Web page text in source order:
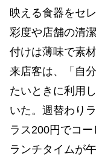
映える食器をセ
彩度や店舗の清
付けは薄味で素
来店客は、「自
たいときに利用
いた。週替わり
ラス200円でコ
ランチタイムが